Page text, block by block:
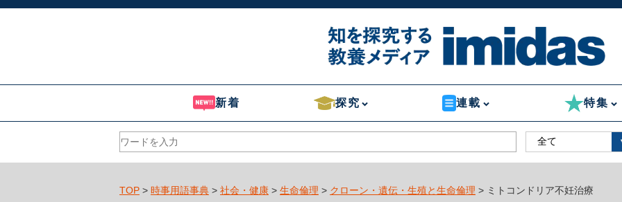
新着 探究 連載 特集
TOP > 時事用語事典 > 社会・健康 > 生命倫理 > クローン・遺伝・生殖と生命倫理 > ミトコンドリア不妊治療